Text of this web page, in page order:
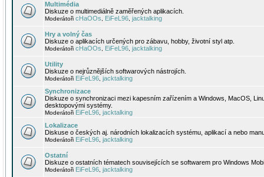
Multimédia
Diskuze o multimediálně zaměřených aplikacích.
Moderátoři cHaOOs EiFeL96 jacktalking
Hry a volný čas
Diskuze o aplikacích určených pro zábavu, hobby, životní styl atp.
Moderátoři cHaOOs EiFeL96 jacktalking
Utility
Diskuze o nejrůznějších softwarových nástrojích.
Moderátoři EiFeL96 jacktalking
Synchronizace
Diskuze o synchronizaci mezi kapesním zařízením a Windows, MacOS,
desktopovými systémy.
Moderátoři EiFeL96 jacktalking
Lokalizace
Diskuse o českých aj. národních lokalizacích systému, aplikací a nebo
Moderátoři EiFeL96 jacktalking
Ostatní
Diskuze o ostatních tématech souvisejících se softwarem pro Windows
Moderátoři EiFeL96 jacktalking